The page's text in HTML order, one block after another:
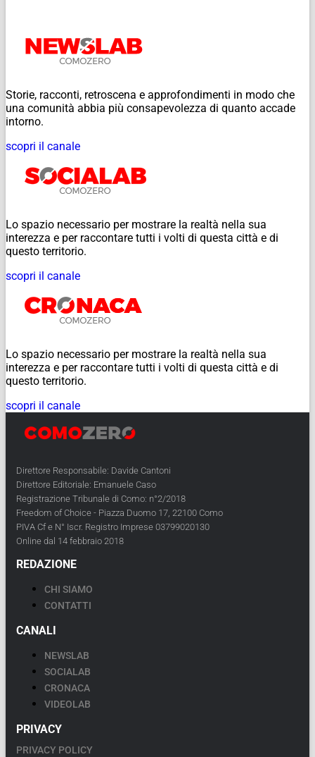
Storie, racconti, retroscena e approfondimenti in modo che
una comunità abbia più consapevolezza di quanto accade
intorno.
scopri il canale
Lo spazio necessario per mostrare la realtà nella sua
interezza e per raccontare tutti i volti di questa città e di
questo territorio.
scopri il canale
Lo spazio necessario per mostrare la realtà nella sua
interezza e per raccontare tutti i volti di questa città e di
questo territorio.
scopri il canale
Direttore Responsabile: Davide Cantoni
Direttore Editoriale: Emanuele Caso
Registrazione Tribunale di Como: n°2/2018
Freedom of Choice - Piazza Duomo 17, 22100 Como
PIVA Cf e N° Iscr. Registro Imprese 03799020130
Online dal 14 febbraio 2018
REDAZIONE
CHI SIAMO
CONTATTI
CANALI
NEWSLAB
SOCIALAB
CRONACA
VIDEOLAB
PRIVACY
PRIVACY POLICY